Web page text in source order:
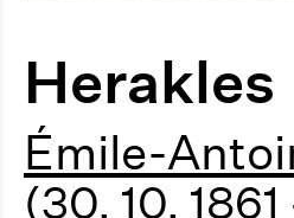
Herakles
Émile-
(30. 10.